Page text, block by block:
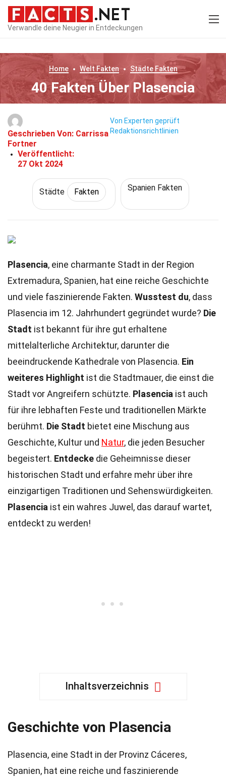
Verwandle deine Neugier in Entdeckungen
Home Welt Fakten StädteFakten
40 Fakten Über Plasencia
Geschrieben Von: Carrissa
Fortner
Veröffentlicht:
27 Okt 2024
Von Experten geprüft
Redaktionsrichtlinien
Städte Fakten Spanien Fakten
Plasencia, eine charmante Stadt in der Region
Extremadura, Spanien, hat eine reiche Geschichte
und viele faszinierende Fakten. Wusstest du, dass
Plasencia im 12. Jahrhundert gegründet wurde? Die
Stadt ist bekannt für ihre gut erhaltene
mittelalterliche Architektur, darunter die
beeindruckende Kathedrale von Plasencia. Ein
weiteres Highlight ist die Stadtmauer, die einst die
Stadt vor Angreifern schützte. Plasencia ist auch
für ihre lebhaften Feste und traditionellen Märkte
berühmt. Die Stadt bietet eine Mischung aus
Geschichte, Kultur und Natur, die jeden Besucher
begeistert. Entdecke die Geheimnisse dieser
historischen Stadt und erfahre mehr über ihre
einzigartigen Traditionen und Sehenswürdigkeiten.
Plasencia ist ein wahres Juwel, das darauf wartet,
entdeckt zu werden!
Inhaltsverzeichnis
Geschichte von Plasencia
Plasencia, eine Stadt in der Provinz Cáceres,
Spanien, hat eine reiche und faszinierende